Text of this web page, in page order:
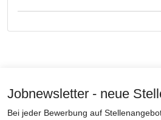
Jobnewsletter - neue
Bei jeder Bewerbung auf